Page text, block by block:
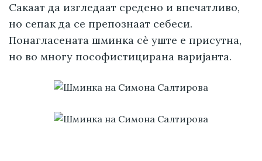
Сакаат да изгледаат средено и впечатливо,
но сепак да се препознаат себеси.
Понагласената шминка сè уште е присутна,
но во многу пософистицирана варијанта.